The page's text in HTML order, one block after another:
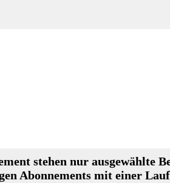
stehen nur ausgewählte
Abonnements mit einer